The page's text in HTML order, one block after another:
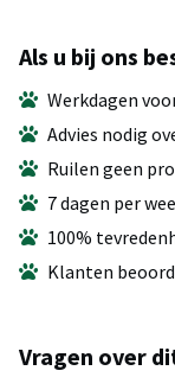
Als u bij ons
Werkdagen
Advies nodig
Ruilen geen
7 dagen per
100%
Klanten
Vragen over